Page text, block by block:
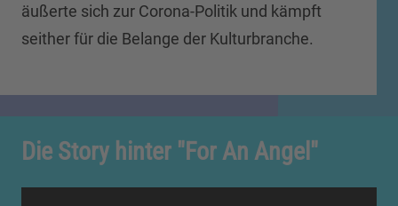
äußerte sich zur Corona-Politik und kämpft
seither für die Belange der Kulturbranche.
Die Story hinter "For An Angel"